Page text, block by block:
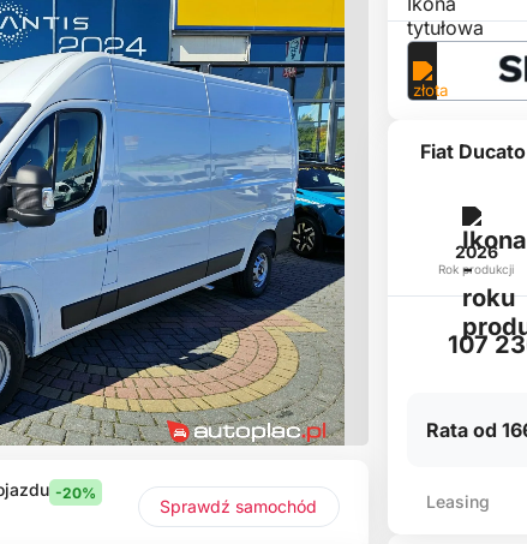
-20%
Sprawdź samochód
Fiat
2026
Rok produkcji
107
Rata od
Leasing